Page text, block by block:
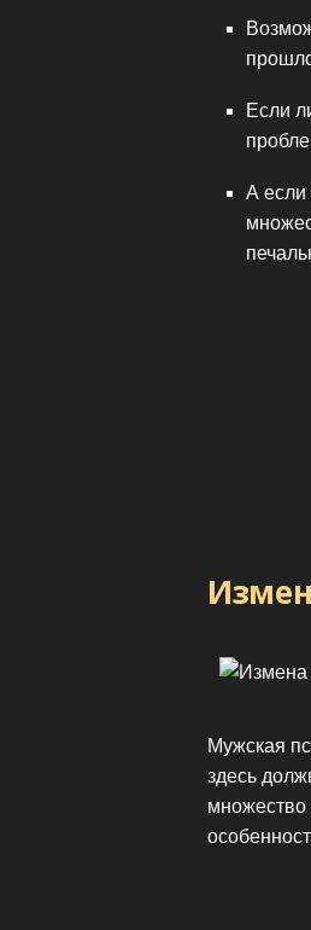
Если
А если
Мужская
здесь
множество